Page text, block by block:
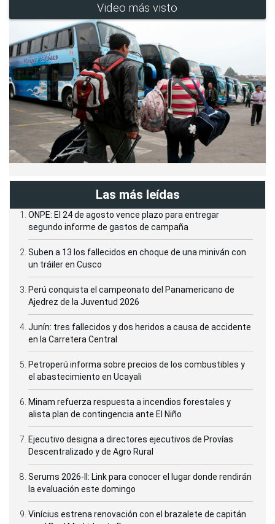
Video más visto
Las más leídas
ONPE: El 24 de agosto vence plazo para entregar
segundo informe de gastos de campaña
Suben a 13 los fallecidos en choque de una miniván con
un tráiler en Cusco
Perú conquista el campeonato del Panamericano de
Ajedrez de la Juventud 2026
Junín: tres fallecidos y dos heridos a causa de accidente
en la Carretera Central
Petroperú informa sobre precios de los combustibles y
el abastecimiento en Ucayali
Minam refuerza respuesta a incendios forestales y
alista plan de contingencia ante El Niño
Ejecutivo designa a directores ejecutivos de Provías
Descentralizado y de Agro Rural
Serums 2026-II: Link para conocer el lugar donde rendirán
la evaluación este domingo
Vinícius estrena renovación con el brazalete de capitán